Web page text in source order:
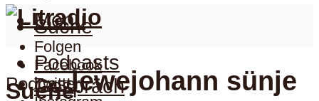
Folgen
Facebook
Twitter
Menu
Suche
Suche
Podcasts
Gespräch
Podcastlewejohann sünje